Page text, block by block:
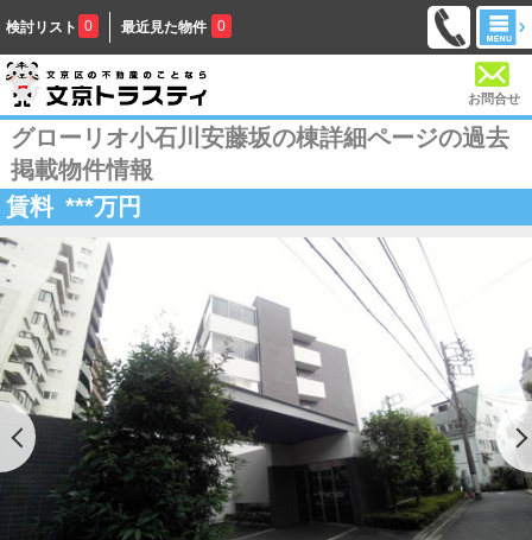
検討リスト 0 最近見た物件 0
お問合せ
グローリオ小石川安藤坂の棟詳細ページの過去
掲載物件情報
賃料 ***万円